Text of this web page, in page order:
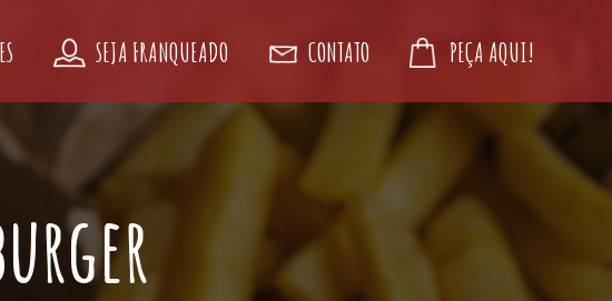
SEJA FRANQUEADO CONTATO PEÇA AQUI!